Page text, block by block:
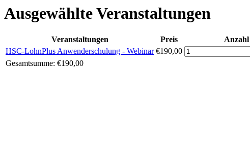
Ausgewählte Veranstaltungen
Veranstaltungen Preis Anzahl
HSC-LohnPlus Anwenderschulung - Webinar €190,00
Gesamtsumme: €190,00